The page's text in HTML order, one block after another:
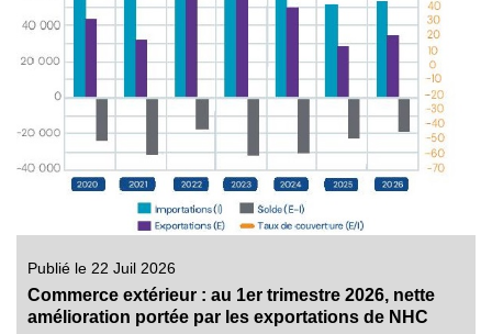
Publié le 22 Juil 2026
Commerce extérieur : au 1er trimestre 2026, nette
amélioration portée par les exportations de NHC